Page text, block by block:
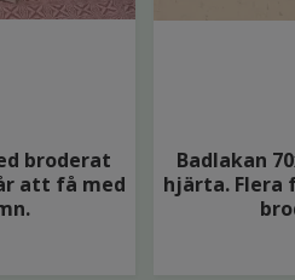
broderat
att få med
Badlakan
hjärta. Flera